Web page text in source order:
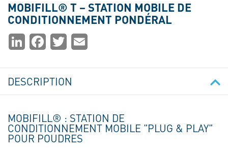
MOBIFILL® T – STATION MOBILE DE
CONDITIONNEMENT PONDÉRAL
PartagerLinkedInFacebookTwitter
DESCRIPTION
MOBIFILL® : STATION DE
CONDITIONNEMENT MOBILE "PLUG & PLAY"
POUR POUDRES